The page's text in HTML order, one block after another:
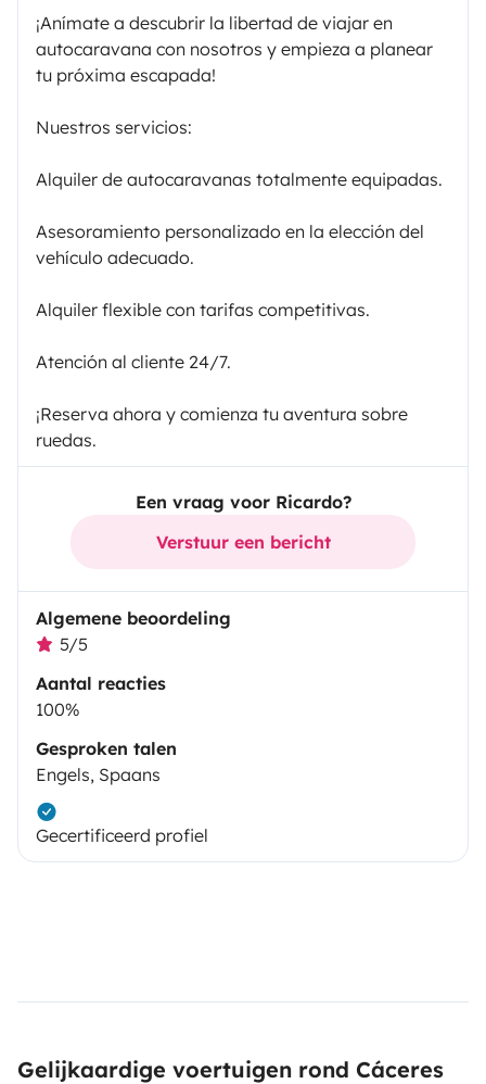
¡Anímate a descubrir la libertad de viajar en
autocaravana con nosotros y empieza a planear
tu próxima escapada!
Nuestros servicios:
Alquiler de autocaravanas totalmente equipadas.
Asesoramiento personalizado en la elección del
vehículo adecuado.
Alquiler flexible con tarifas competitivas.
Atención al cliente 24/7.
¡Reserva ahora y comienza tu aventura sobre
ruedas.
Een vraag voor Ricardo?
Verstuur een bericht
Algemene beoordeling
5/5
Aantal reacties
100%
Gesproken talen
Engels, Spaans
Gecertificeerd profiel
Gelijkaardige voertuigen rond Cáceres